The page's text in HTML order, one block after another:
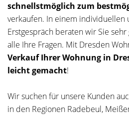
schnellstmöglich zum
verkaufen. In einem individuellen
Erstgespräch beraten wir Sie
alle Ihre Fragen. Mit Dresden
Verkauf Ihrer Wohnung in
leicht gemacht!
Wir suchen für unsere Kunden
in den Regionen Radebeul,